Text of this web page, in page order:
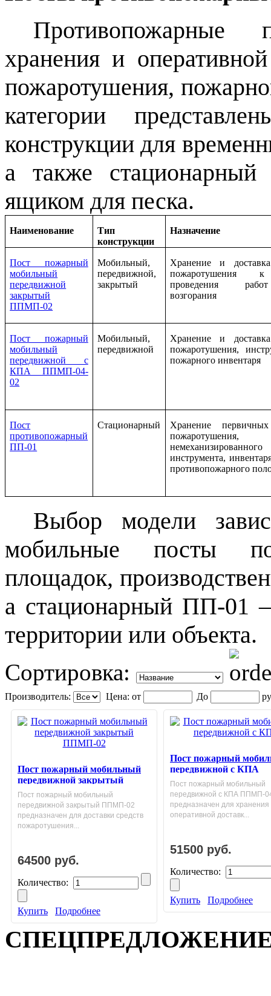
Противопожарные
хранения и
пожаротушения,
категории
конструкции для
а также
ящиком для песка.
Наименование
Тип
конструкции
Назначение
Пост пожарный
мобильный
передвижной
закрытый
ППМП-02
Мобильный,
передвижной,
закрытый
Хранение и
пожаротушения
проведения
возгорания
Пост пожарный
мобильный
передвижной с
КПА ППМП-04-
02
Мобильный,
передвижной
Хранение и
пожаротушения,
пожарного инвентаря
Пост
противопожарный
ПП-01
Стационарный
Хранение первичных
пожаротушения,
немеханизированного
инструмента,
противопожарного
Выбор модели
мобильные посты
площадок,
а стационарный ПП-01
территории или объекта.
Сортировка:
Производитель: Цена: от До
Пост пожарный мобильный
передвижной закрытый
ППМП-02
Пост пожарный мобильный
передвижной закрытый ППМП-02
предназначен для доставки средств
пожаротушения...
64500 руб.
Количество:
Купить Подробнее
Пост пожарный
передвижной с КПА
Пост пожарный мобильный
передвижной с КПА ППМП-
предназначен для хранения
оперативной доставк...
51500 руб.
Количество:
Купить Подробнее